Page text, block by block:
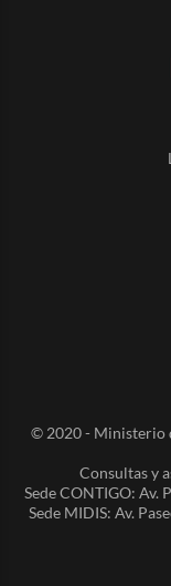
© 2020 - Ministerio
Consultas y
Sede CONTIGO: Av.
Sede MIDIS: Av.